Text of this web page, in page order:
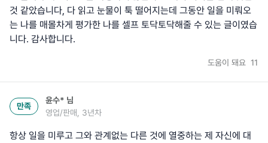
것 같았습니다, 다 읽고 눈물이 툭 떨어지는데 그동안 일을 미뤄오
는 나를 매몰차게 평가한 나를 셀프 토닥토닥해줄 수 있는 글이였습
니다. 감사합니다.
도움이 돼요 11
만족
윤수* 님
영업/판매, 3년차
항상 일을 미루고 그와 관계없는 다른 것에 열중하는 제 자신에 대